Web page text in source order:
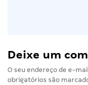
Deixe um
O seu endereço de e-
obrigatórios são